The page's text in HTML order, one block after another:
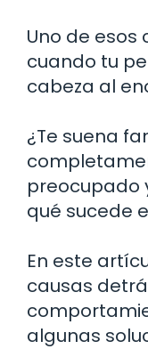
Uno de
cuando tu
cabeza al
¿Te suena
preocupado
qué sucede
En este
causas
algunas